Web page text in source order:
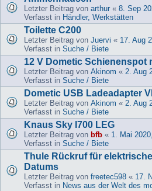
Letzter Beitrag von arthur « 8. Sep
Verfasst in Händler, Werkstätten
Toilette C200
Letzter Beitrag von Juervi « 17. Aug
Verfasst in Suche / Biete
12 V Dometic Schienenspot
Letzter Beitrag von Akinom « 2. Aug
Verfasst in Suche / Biete
Dometic USB Ladeadapter
Letzter Beitrag von Akinom « 2. Aug
Verfasst in Suche / Biete
Knaus Sky I700 LEG
Letzter Beitrag von bfb « 1. Mai
Verfasst in Suche / Biete
Thule Rückruf für
Datums
Letzter Beitrag von freetec598 « 17.
Verfasst in News aus der Welt des